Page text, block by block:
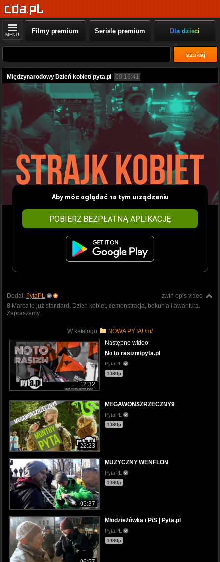
MENU Filmy premium Seriale premium Dla dzieci
szukaj
Międzynarodowy Dzień kobiet/ pyta.pl 00:16:41
Aby móc oglądać na tym urządzeniu
POBIERZ BEZPŁATNĄ APLIKACJĘ
zwiń opis video
Dodał: PytaPL
8 Marca to już standard. Dzień kobiet, demonstracja, bekunia i awantura.
Zapraszamy.
W katalogu: NOWA PYTA! \m/
12:32
Następne wideo:
No to rasizm/pyta.pl
PytaPL
1080p
22:23
MEGAWONSZRZECZNY9
PytaPL
1080p
05:37
MUZYCZNY WENFLON
PytaPL
1080p
Młodzieżówka i PiS | Pyta.pl
PytaPL
1080p